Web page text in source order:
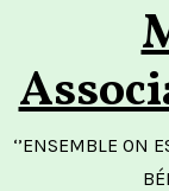
‘’ENSEMBLE ON